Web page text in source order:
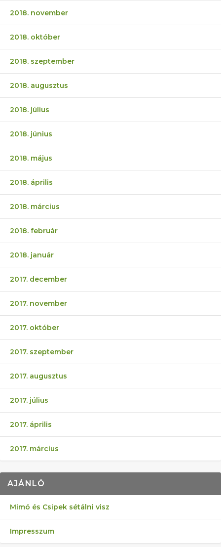
2018. november
2018. október
2018. szeptember
2018. augusztus
2018. július
2018. június
2018. május
2018. április
2018. március
2018. február
2018. január
2017. december
2017. november
2017. október
2017. szeptember
2017. augusztus
2017. július
2017. április
2017. március
AJÁNLÓ
Mimó és Csipek sétálni visz
Impresszum